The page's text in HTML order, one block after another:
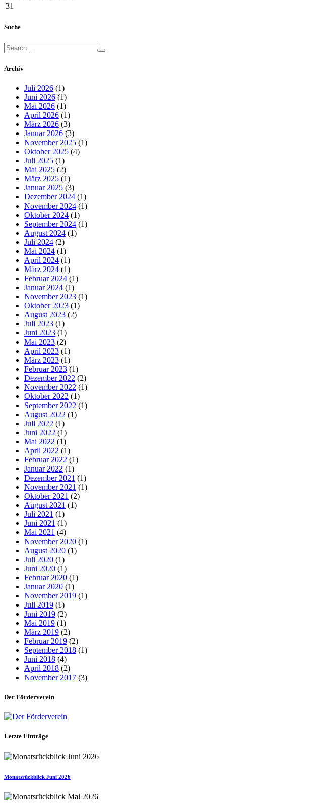
31
Suche
Archiv
Juli 2026 (1)
Juni 2026 (1)
Mai 2026 (1)
April 2026 (1)
März 2026 (3)
Januar 2026 (3)
November 2025 (1)
Oktober 2025 (4)
Juli 2025 (1)
Mai 2025 (2)
März 2025 (1)
Januar 2025 (3)
Dezember 2024 (1)
November 2024 (1)
Oktober 2024 (1)
September 2024 (1)
August 2024 (1)
Juli 2024 (2)
Mai 2024 (1)
April 2024 (1)
März 2024 (1)
Februar 2024 (1)
Januar 2024 (1)
November 2023 (1)
Oktober 2023 (1)
August 2023 (2)
Juli 2023 (1)
Juni 2023 (1)
Mai 2023 (2)
April 2023 (1)
März 2023 (1)
Februar 2023 (1)
Dezember 2022 (2)
November 2022 (1)
Oktober 2022 (1)
September 2022 (1)
August 2022 (1)
Juli 2022 (1)
Juni 2022 (1)
Mai 2022 (1)
April 2022 (1)
Februar 2022 (1)
Januar 2022 (1)
Dezember 2021 (1)
November 2021 (1)
Oktober 2021 (2)
August 2021 (1)
Juli 2021 (1)
Juni 2021 (1)
Mai 2021 (4)
November 2020 (1)
August 2020 (1)
Juli 2020 (1)
Juni 2020 (1)
Februar 2020 (1)
Januar 2020 (1)
November 2019 (1)
Juli 2019 (1)
Juni 2019 (2)
Mai 2019 (1)
März 2019 (2)
Februar 2019 (2)
September 2018 (1)
Juni 2018 (4)
April 2018 (2)
November 2017 (3)
Der Förderverein
Letzte Einträge
Monatsrückblick Juni 2026